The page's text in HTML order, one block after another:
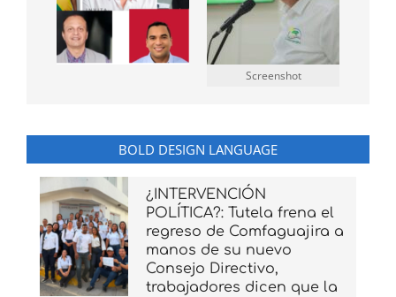
Screenshot
BOLD DESIGN LANGUAGE
¿INTERVENCIÓN
POLÍTICA?: Tutela frena el
regreso de Comfaguajira a
manos de su nuevo
Consejo Directivo,
trabajadores dicen que la